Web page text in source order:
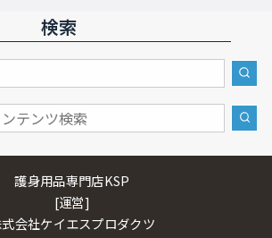
検索
護身用品専門店KSP
[運営]
会社ケイエスプロダクツ